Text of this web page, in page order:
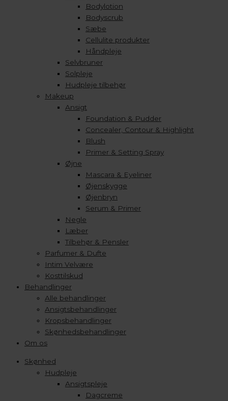
Bodylotion
Bodyscrub
Sæbe
Cellulite produkter
Håndpleje
Selvbruner
Solpleje
Hudpleje tilbehør
Makeup
Ansigt
Foundation & Pudder
Concealer, Contour & Highlight
Blush
Primer & Setting Spray
Øjne
Mascara & Eyeliner
Øjenskygge
Øjenbryn
Serum & Primer
Negle
Læber
Tilbehør & Pensler
Parfumer & Dufte
Intim Velvære
Kosttilskud
Behandlinger
Alle behandlinger
Ansigtsbehandlinger
Kropsbehandlinger
Skønhedsbehandlinger
Om os
Skønhed
Hudpleje
Ansigtspleje
Dagcreme